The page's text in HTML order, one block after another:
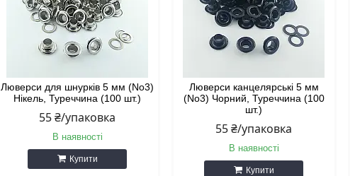
Люверси для шнурків 5 мм (No3)
Нікель, Туреччина (100 шт.)
55 ₴/упаковка
В наявності
Купити
Люверси канцелярські 5 мм
(No3) Чорний, Туреччина (100
шт.)
55 ₴/упаковка
В наявності
Купити